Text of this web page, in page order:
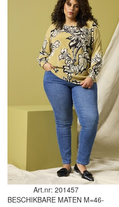
Art.nr: 201457
BESCHIKBARE MATEN M=46-